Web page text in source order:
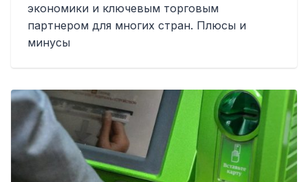
экономики и ключевым торговым
партнером для многих стран. Плюсы и
минусы